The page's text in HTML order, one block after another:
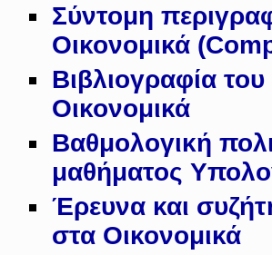
Σύντομη
Οικονομικά
Βιβλιογραφία
Οικονομικά
Βαθμολογική
μαθήματος
Έρευνα και
στα Οικονομικά